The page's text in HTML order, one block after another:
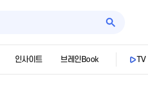
인사이트 브레인Book TV